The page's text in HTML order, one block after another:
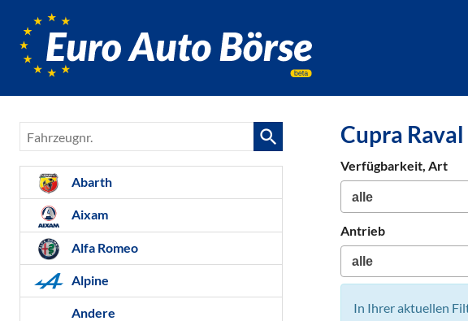
Gebrauchtwagen,
Neuwagen
Cupra Raval
Verfügbarkeit, Art
Antrieb
In Ihrer aktuellen
Fahrzeugnr.
Abarth
Aixam
Alfa Romeo
Alpine
Andere